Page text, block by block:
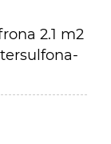
2.1 m2